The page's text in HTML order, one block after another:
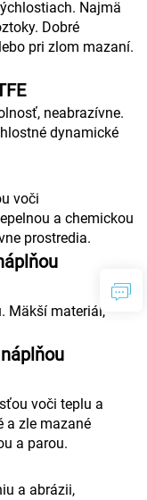
Najmä
Dobré
pri zlom mazaní.
neabrazívne.
dynamické
voči
a chemickou
prostredia.
Mäkší materiál,
voči teplu a
a zle mazané
a parou.
a abrázii,